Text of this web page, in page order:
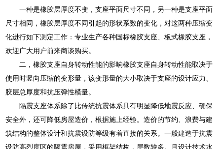
一种是橡胶层厚度不变，支座平面尺寸不同，另一种是支座平面
尺寸相同，橡胶层厚度不同引起的形状系数的变化，对这两种压缩变
化进行如下测定工作：专业生产各种国标橡胶支座、板式橡胶支座，
欢迎广大用户前来商谈购买。
二，橡胶支座自身转动性能的影响橡胶支座自身转动性能取决于
使用时竖向压缩的变形量，该变形量的大小取决于支座的设计应力、
胶层总厚度和抗压弹性模量。
隔震支座体系除了比传统抗震体系具有明显降低地震反应、确保
安全外，还可降低房屋造价，根据施上经验。造价的节约、浪费与建
筑结构的整体设计和抗震设防等级有着直接的关系。一般建造于抗震
设防高烈度区的隔震房屋，采用框架结构，层数较多。且设计技术水